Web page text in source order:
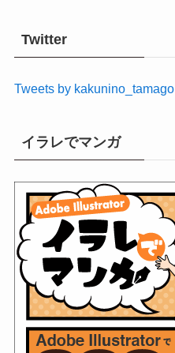
Twitter
Tweets by kakunino_tamago
イラレでマンガ